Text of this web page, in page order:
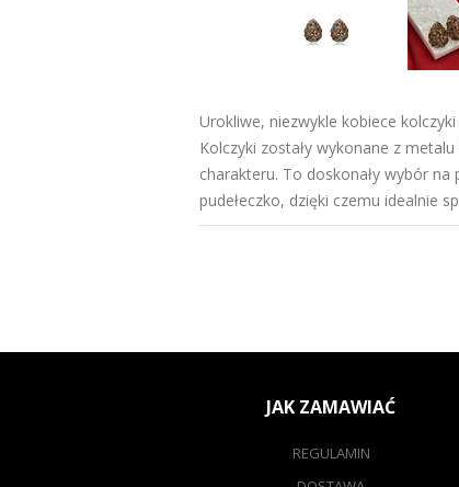
Urokliwe, niezwykle kobiece
Kolczyki zostały wykonane z
charakteru. To doskonały wybór
pudełeczko, dzięki czemu idealnie
JAK ZAMAWIAĆ
REGULAMIN